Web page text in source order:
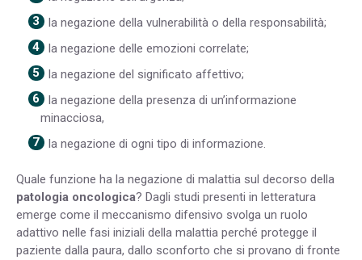
la negazione della vulnerabilità o della responsabilità;
la negazione delle emozioni correlate;
la negazione del significato affettivo;
la negazione della presenza di un’informazione
minacciosa,
la negazione di ogni tipo di informazione.
Quale funzione ha la negazione di malattia sul decorso della
patologia oncologica? Dagli studi presenti in letteratura
emerge come il meccanismo difensivo svolga un ruolo
adattivo nelle fasi iniziali della malattia perché protegge il
paziente dalla paura, dallo sconforto che si provano di fronte